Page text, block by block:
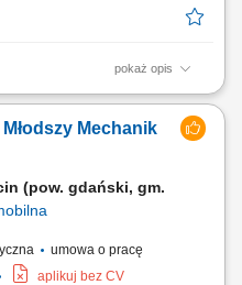
pokaż opis
rozwiązań zapobiegających
i ustawianie maszyn w sposób
Nadzór nad
transportu
Mechanik
(pow. gdański, gm.
umowa o pracę
aplikuj bez CV